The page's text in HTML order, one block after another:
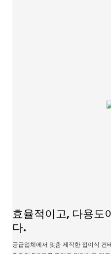
효율적이고, 다용도
다.
공급업체에서 맞춤 제작한 접이식